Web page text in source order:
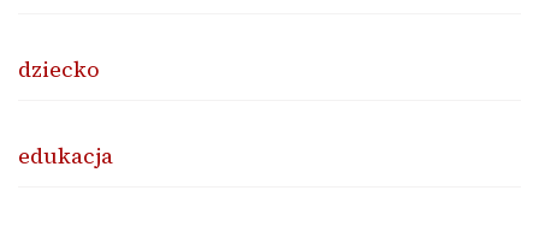
dziecko
edukacja